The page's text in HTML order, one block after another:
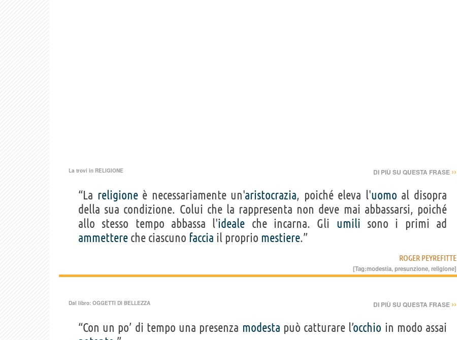
La trovi in RELIGIONE DI PIÙ SU QUESTA FRASE ››
“La religioneè necessariamente un'aristocrazia, poiché eleva l'uomo al disopra
della sua condizione. Colui che la rappresenta non deve mai abbassarsi, poiché
allo stesso tempo abbassa l'ideale che incarna. Gli umili sono i primi ad
ammettere che ciascuno faccia il proprio mestiere.”
ROGER PEYREFITTE
[Tag:modestia,presunzione,religione]
Dal libro: OGGETTI DI BELLEZZA DI PIÙ SU QUESTA FRASE ››
“Con un po’ di tempo una presenza modesta può catturare l’occhio in modo assai